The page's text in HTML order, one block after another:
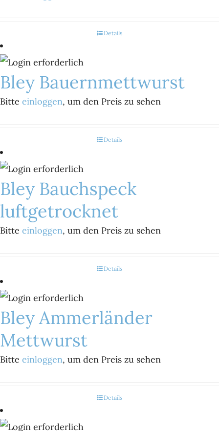
Details
Bley Bauernmettwurst
Bitte einloggen, um den Preis zu sehen
Details
Bley Bauchspeck
luftgetrocknet
Bitte einloggen, um den Preis zu sehen
Details
Bley Ammerländer
Mettwurst
Bitte einloggen, um den Preis zu sehen
Details